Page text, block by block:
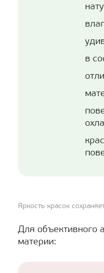
в
Яркость красок
Для объективного
материи: